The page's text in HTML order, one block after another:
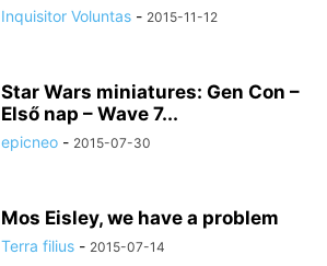
Inquisitor Voluntas - 2015-11-12
Star Wars miniatures: Gen Con –
Első nap – Wave 7...
epicneo - 2015-07-30
Mos Eisley, we have a problem
Terra filius - 2015-07-14